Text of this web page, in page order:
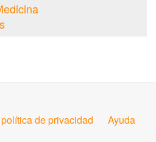
de privacidad
Ayuda